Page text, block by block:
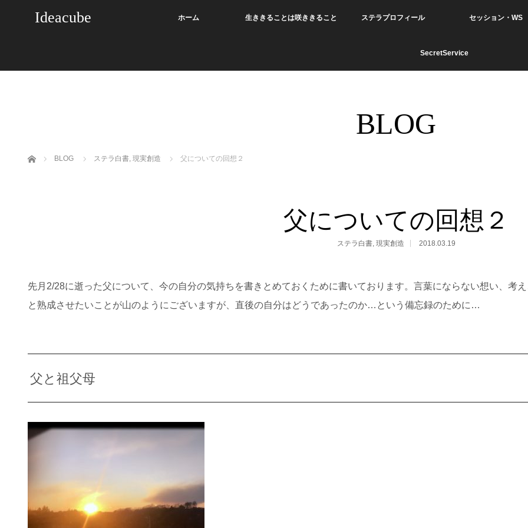
Ideacube ホーム 生ききることは咲ききること ステラプロフィール セッション・WS
SecretService
BLOG
ホーム BLOG ステラ白書, 現実創造 父についての回想２
父についての回想２
ステラ白書, 現実創造 2018.03.19
先月2/28に逝った父について、今の自分の気持ちを書きとめておくために書いております。言葉にならない想い、考
と熟成させたいことが山のようにございますが、直後の自分はどうであったのか…という備忘録のために…
父と祖父母